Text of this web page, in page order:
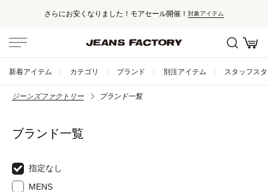
さらにお安くなりました！モアセール開催！ 対象アイテム
新着アイテム カテゴリ ブランド 別注アイテム スタッフス
ジーンズファクトリー ブランド一覧
ブランド一覧
指定なし
MENS